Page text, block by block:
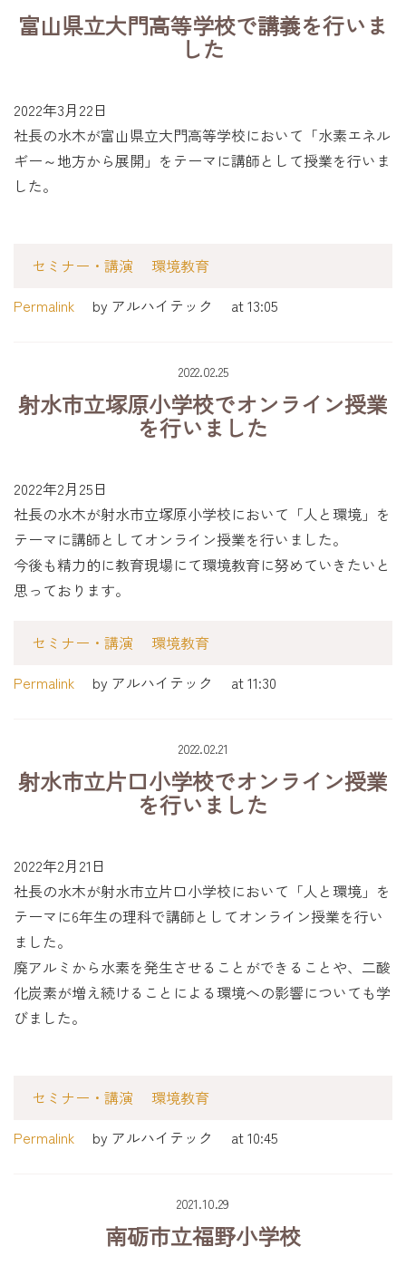
富山県立大門高等学校で講義を行いま
した
2022年3月22日
社長の水木が富山県立大門高等学校において「水素エネル
ギー～地方から展開」をテーマに講師として授業を行いま
した。
セミナー・講演
環境教育
Permalink
by アルハイテック at 13:05
2022.02.25
射水市立塚原小学校でオンライン授業
を行いました
2022年2月25日
社長の水木が射水市立塚原小学校において「人と環境」を
テーマに講師としてオンライン授業を行いました。
今後も精力的に教育現場にて環境教育に努めていきたいと
思っております。
セミナー・講演
環境教育
Permalink
by アルハイテック at 11:30
2022.02.21
射水市立片口小学校でオンライン授業
を行いました
2022年2月21日
社長の水木が射水市立片口小学校において「人と環境」を
テーマに6年生の理科で講師としてオンライン授業を行い
ました。
廃アルミから水素を発生させることができることや、二酸
化炭素が増え続けることによる環境への影響についても学
びました。
セミナー・講演
環境教育
Permalink
by アルハイテック at 10:45
2021.10.29
南砺市立福野小学校